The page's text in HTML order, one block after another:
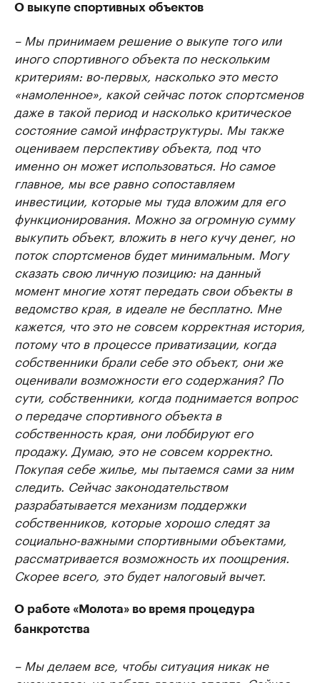
продавцы медийной продукции
Ознакомьтесь с информацией в каталоге Посмотрите в
О выкупе спортивных объектов
– Мы принимаем решение о выкупе того или
иного спортивного объекта по нескольким
критериям: во-первых, насколько это место
«намоленное», какой сейчас поток спортсменов
даже в такой период и насколько критическое
состояние самой инфраструктуры. Мы также
оцениваем перспективу объекта, под что
именно он может использоваться. Но самое
главное, мы все равно сопоставляем
инвестиции, которые мы туда вложим для его
функционирования. Можно за огромную сумму
выкупить объект, вложить в него кучу денег, но
поток спортсменов будет минимальным. Могу
сказать свою личную позицию: на данный
момент многие хотят передать свои объекты в
ведомство края, в идеале не бесплатно. Мне
кажется, что это не совсем корректная история,
потому что в процессе приватизации, когда
собственники брали себе это объект, они же
оценивали возможности его содержания? По
сути, собственники, когда поднимается вопрос
о передаче спортивного объекта в
собственность края, они лоббируют его
продажу. Думаю, это не совсем корректно.
Покупая себе жилье, мы пытаемся сами за ним
следить. Сейчас законодательством
разрабатывается механизм поддержки
собственников, которые хорошо следят за
социально-важными спортивными объектами,
рассматривается возможность их поощрения.
Скорее всего, это будет налоговый вычет.
О работе «Молота» во время процедура
банкротства
– Мы делаем все, чтобы ситуация никак не